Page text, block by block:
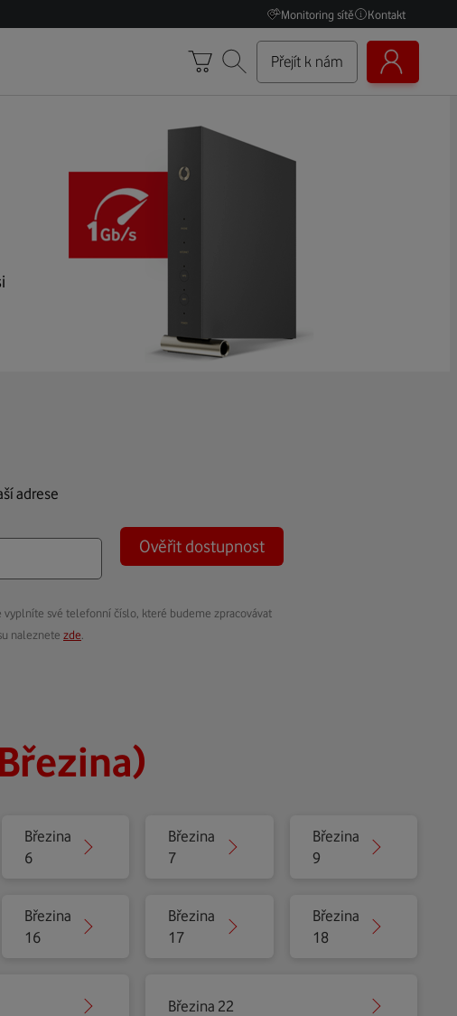
Monitoring sítě Kontakt
Přejít k nám
adrese
Ověřit dostupnost
své telefonní číslo, které budeme zpracovávat
naleznete zde
Březina
6
Březina
7
Březina
9
Březina
16
Březina
17
Březina
18
Březina 22